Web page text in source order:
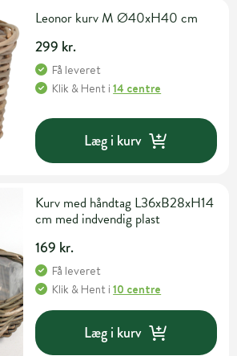
Leonor kurv M Ø40xH40 cm
299 kr.
Få leveret
Klik & Hent i14 centre
Læg i kurv
Kurv med håndtag L36xB28xH14
cm med indvendig plast
169 kr.
Få leveret
Klik & Hent i10 centre
Læg i kurv